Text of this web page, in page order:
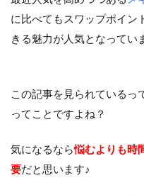
に比べてもスワップポイン
きる魅力が人気となってい
この記事を見られているっ
ってことですよね？
気になるなら悩むよりも時
要だと思います♪